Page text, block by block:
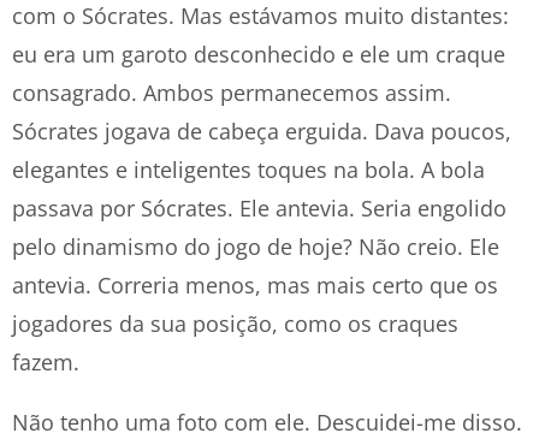
com o Sócrates. Mas estávamos muito distantes:
eu era um garoto desconhecido e ele um craque
consagrado. Ambos permanecemos assim.
Sócrates jogava de cabeça erguida. Dava poucos,
elegantes e inteligentes toques na bola. A bola
passava por Sócrates. Ele antevia. Seria engolido
pelo dinamismo do jogo de hoje? Não creio. Ele
antevia. Correria menos, mas mais certo que os
jogadores da sua posição, como os craques
fazem.
Não tenho uma foto com ele. Descuidei-me disso.